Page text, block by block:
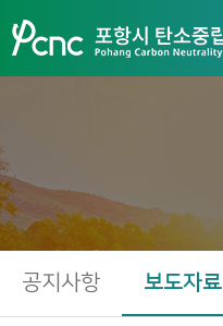
공지사항 보도자료